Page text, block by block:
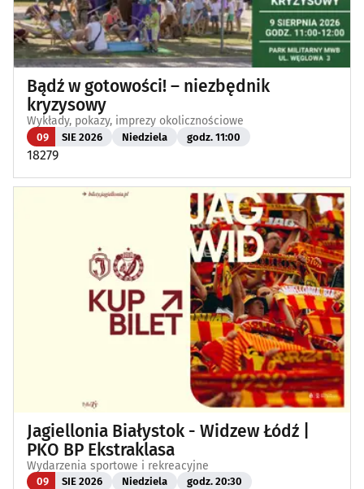
Bądź w gotowości! – niezbędnik
kryzysowy
Wykłady, pokazy, imprezy okolicznościowe
09 SIE 2026 Niedziela godz. 11:00
18279
Jagiellonia Białystok - Widzew Łódź |
PKO BP Ekstraklasa
Wydarzenia sportowe i rekreacyjne
09 SIE 2026 Niedziela godz. 20:30